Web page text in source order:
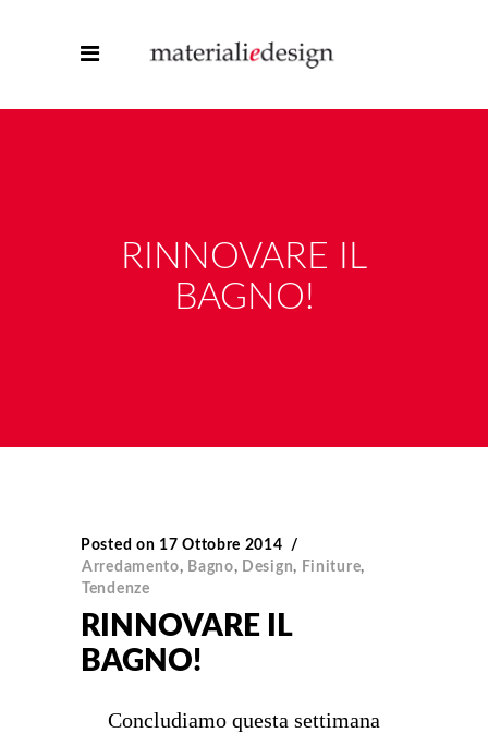
RINNOVARE IL
BAGNO!
Posted on 17 Ottobre 2014
Arredamento, Bagno, Design, Finiture,
Tendenze
RINNOVARE IL
BAGNO!
Concludiamo questa settimana